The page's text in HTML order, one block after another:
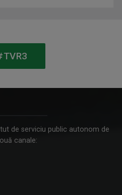
...
de serviciu public autonom de
canale: